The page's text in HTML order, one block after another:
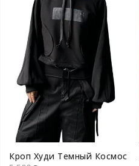
Кроп Худи Темный Космос